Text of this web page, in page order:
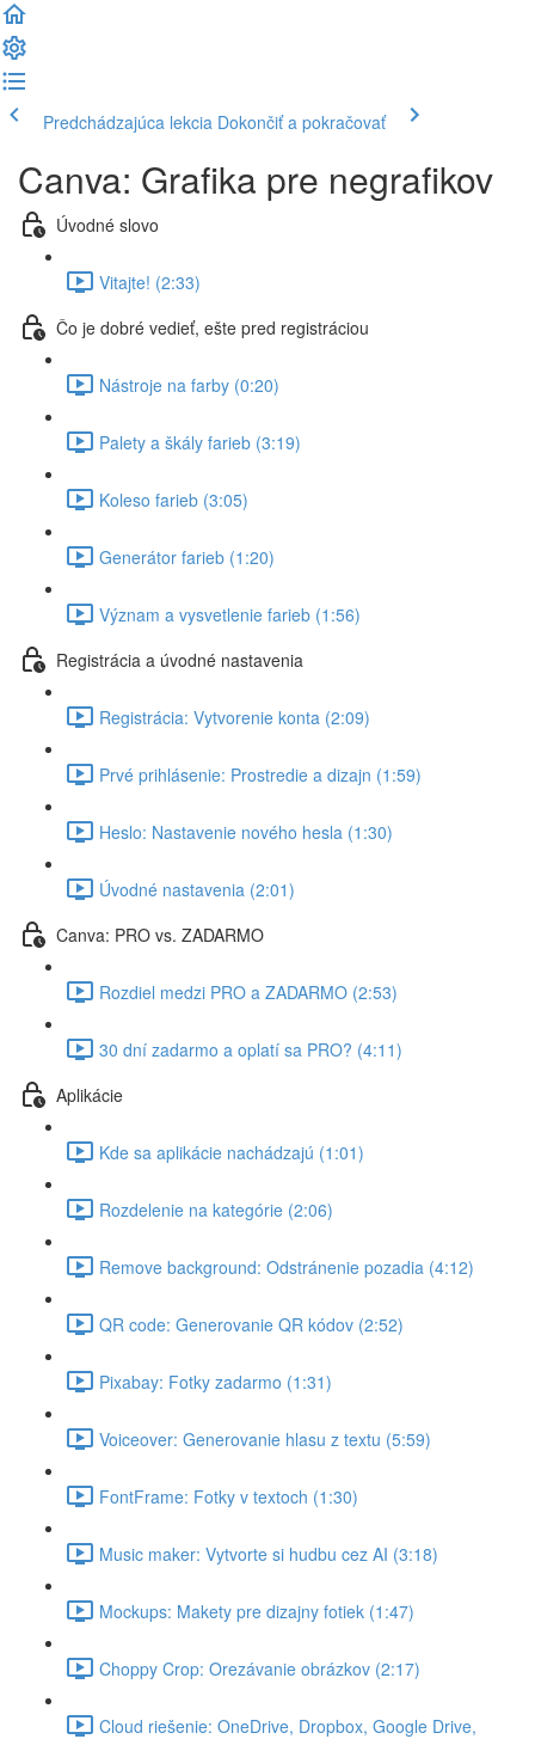
Predchádzajúca lekcia Dokončiť a pokračovať
Canva: Grafika pre negrafikov
Úvodné slovo
Vitajte! (2:33)
Čo je dobré vedieť, ešte pred registráciou
Nástroje na farby (0:20)
Palety a škály farieb (3:19)
Koleso farieb (3:05)
Generátor farieb (1:20)
Význam a vysvetlenie farieb (1:56)
Registrácia a úvodné nastavenia
Registrácia: Vytvorenie konta (2:09)
Prvé prihlásenie: Prostredie a dizajn (1:59)
Heslo: Nastavenie nového hesla (1:30)
Úvodné nastavenia (2:01)
Canva: PRO vs. ZADARMO
Rozdiel medzi PRO a ZADARMO (2:53)
30 dní zadarmo a oplatí sa PRO? (4:11)
Aplikácie
Kde sa aplikácie nachádzajú (1:01)
Rozdelenie na kategórie (2:06)
Remove background: Odstránenie pozadia (4:12)
QR code: Generovanie QR kódov (2:52)
Pixabay: Fotky zadarmo (1:31)
Voiceover: Generovanie hlasu z textu (5:59)
FontFrame: Fotky v textoch (1:30)
Music maker: Vytvorte si hudbu cez AI (3:18)
Mockups: Makety pre dizajny fotiek (1:47)
Choppy Crop: Orezávanie obrázkov (2:17)
Cloud riešenie: OneDrive, Dropbox, Google Drive,